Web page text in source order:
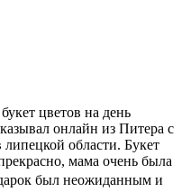
цветов на день
онлайн из Питера с
липецкой области. Букет
мама очень была
был неожиданным и